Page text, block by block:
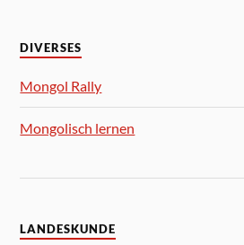
DIVERSES
Mongol Rally
Mongolisch lernen
LANDESKUNDE